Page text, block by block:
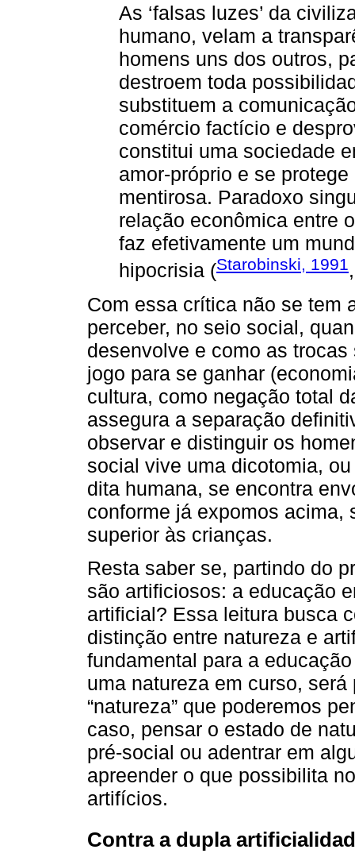
As ‘falsas luzes’ da
humano, velam a
homens uns dos outros,
destroem toda
substituem a
comércio factício e
constitui uma sociedade
amor-próprio e se
mentirosa. Paradoxo
relação econômica entre
faz efetivamente um
hipocrisia (Starobinski, 1991
Com essa crítica não se tem
perceber, no seio social,
desenvolve e como as
jogo para se ganhar
cultura, como negação total
assegura a separação
observar e distinguir os
social vive uma dicotomia,
dita humana, se encontra
conforme já expomos acima,
superior às crianças.
Resta saber se, partindo do
são artificiosos: a educação
artificial? Essa leitura busca
distinção entre natureza e
fundamental para a
uma natureza em curso,
“natureza” que poderemos
caso, pensar o estado de
pré-social ou adentrar em
apreender o que possibilita
artifícios.
Contra a dupla